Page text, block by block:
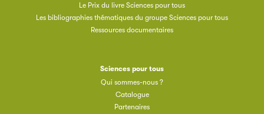
Le Prix du livre Sciences pour tous
Les bibliographies thématiques du groupe Sciences pour tous
Ressources documentaires
Sciences pour tous
Qui sommes-nous ?
Catalogue
Partenaires